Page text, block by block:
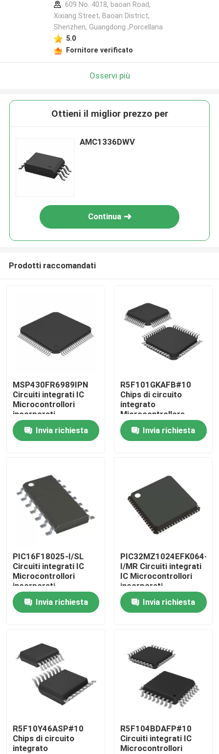
Prodotti
Circa noi
Giro della fabbrica
Contattici
Richieda una citazione
chip di memoria flash CI
609 No. 4018, baoan Road,
Xixiang Street, Baoan District,
Shenzhen, Guangdong ,Porcellana
5.0
Fornitore verificato
Osservi più
Ottieni il miglior prezzo per
AMC1336DWV
Continua
Prodotti raccomandati
MSP430FR6989IPN
Circuiti integrati IC
Microcontrollori
incorporati
Invia richiesta
R5F101GKAFB#10
Chips di circuito
integrato
Microcontrollore
incorporato MCU
Invia richiesta
PIC16F18025-I/SL
Circuiti integrati IC
Microcontrollori
incorporati
Invia richiesta
PIC32MZ1024EFK064-
I/MR Circuiti integrati
IC Microcontrollori
incorporati
Invia richiesta
R5F10Y46ASP#10
Chips di circuito
integrato
R5F104BDAFP#10
Circuiti integrati IC
Microcontrollori